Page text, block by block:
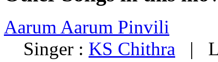
Aarum Aarum Pinvili
Singer : KS Chithra |